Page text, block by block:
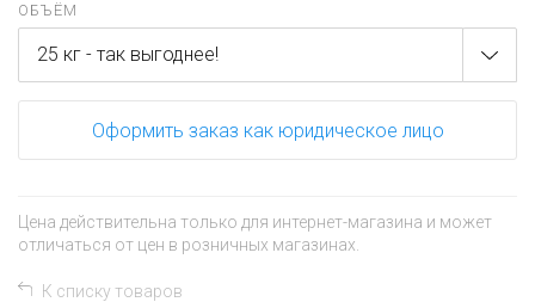
ОБЪЁМ
25 кг - так выгоднее!
Оформить заказ как юридическое лицо
Цена действительна только для интернет-магазина и может
отличаться от цен в розничных магазинах.
К списку товаров